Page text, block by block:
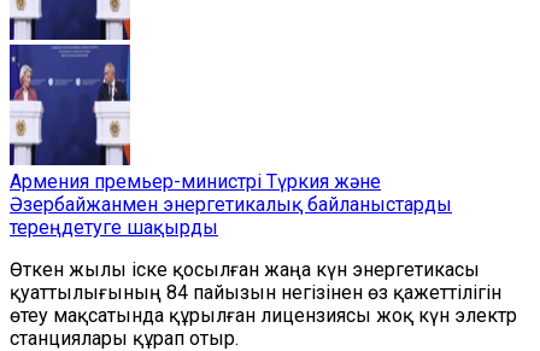
Армения премьер-министрі Түркия және
Әзербайжанмен энергетикалық байланыстарды
тереңдетуге шақырды
Өткен жылы іске қосылған жаңа күн энергетикасы
қуаттылығының 84 пайызын негізінен өз қажеттілігін
өтеу мақсатында құрылған лицензиясы жоқ күн электр
станциялары құрап отыр.